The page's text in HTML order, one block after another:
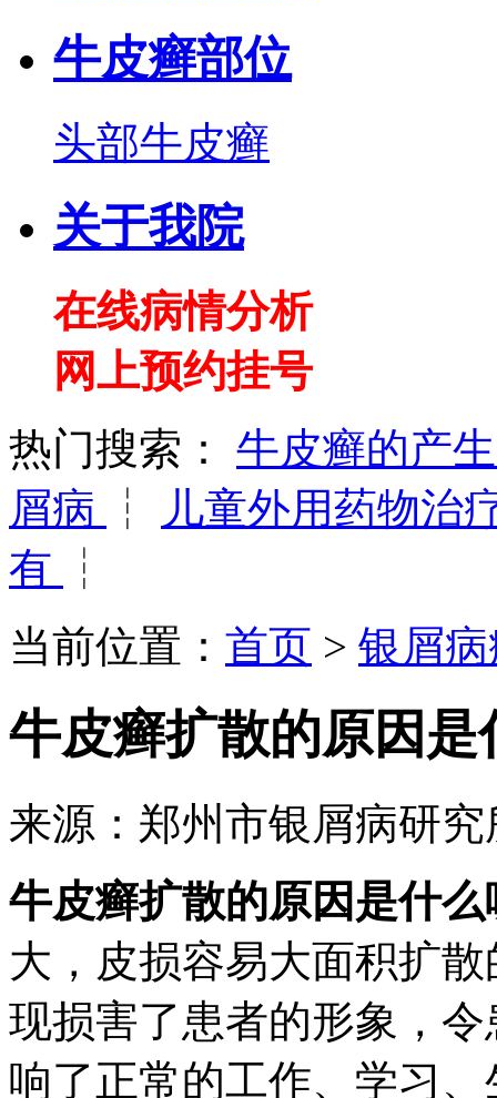
牛皮癣部位
头部牛皮癣
关于我院
在线病情分析
网上预约挂号
热门搜索：
牛皮癣的产
屑病
┆
儿童外用药物治
有
┆
当前位置： 首页 > 银屑
牛皮癣扩散的原因是
来源：郑州市银屑病研
牛皮癣扩散的原因是什么
大，皮损容易大面积扩
现损害了患者的形象，
响了正常的工作、学习